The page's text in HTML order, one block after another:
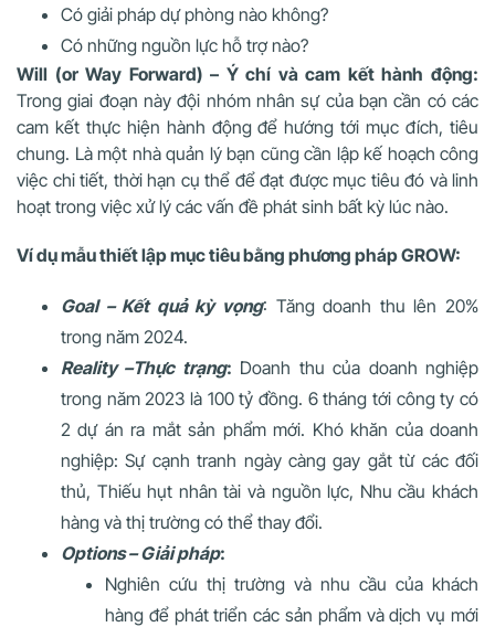
Có giải pháp dự phòng nào không?
Có những nguồn lực hỗ trợ nào?
Will (or Way Forward) – Ý chí và cam kết hành động:
Trong giai đoạn này đội nhóm nhân sự của bạn cần có các
cam kết thực hiện hành động để hướng tới mục đích, tiêu
chung. Là một nhà quản lý bạn cũng cần lập kế hoạch công
việc chi tiết, thời hạn cụ thể để đạt được mục tiêu đó và linh
hoạt trong việc xử lý các vấn đề phát sinh bất kỳ lúc nào.
Ví dụ mẫu thiết lập mục tiêu bằng phương pháp GROW:
Goal – Kết quả kỳ vọng: Tăng doanh thu lên 20%
trong năm 2024.
Reality –Thực trạng: Doanh thu của doanh nghiệp
trong năm 2023 là 100 tỷ đồng. 6 tháng tới công ty có
2 dự án ra mắt sản phẩm mới. Khó khăn của doanh
nghiệp: Sự cạnh tranh ngày càng gay gắt từ các đối
thủ, Thiếu hụt nhân tài và nguồn lực, Nhu cầu khách
hàng và thị trường có thể thay đổi.
Options – Giải pháp:
Nghiên cứu thị trường và nhu cầu của khách
hàng để phát triển các sản phẩm và dịch vụ mới